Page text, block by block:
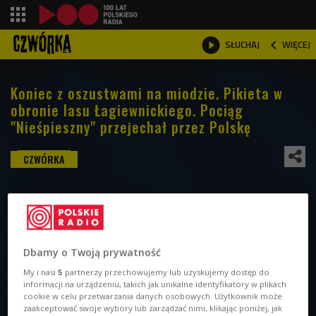
 SŁUCHAJ  WIĘCEJ

Koniec z oszustwami na miodzie. Pikieta w
obronie lasu Łagiewnickiego. Pociąg
"Nieśpieszny" przejechał przez Polskę
Dbamy o Twoją prywatność
My i nasi5 partnerzy przechowujemy lub uzyskujemy dostęp do
informacji na urządzeniu, takich jak unikalne identyfikatory w plikach
cookie w celu przetwarzania danych osobowych. Użytkownik może
zaakceptować swoje wybory lub zarządzać nimi, klikając poniżej, jak